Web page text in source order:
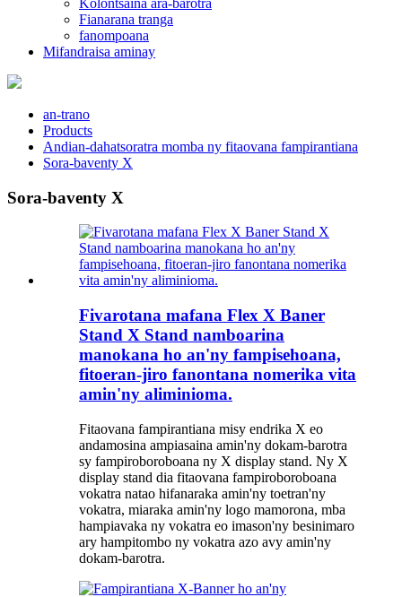
Kolontsaina ara-barotra
Fianarana tranga
fanompoana
Mifandraisa aminay
an-trano
Products
Andian-dahatsoratra momba ny fitaovana fampirantiana
Sora-baventy X
Sora-baventy X
Fivarotana mafana Flex X Baner
Stand X Stand namboarina
manokana ho an'ny fampisehoana,
fitoeran-jiro fanontana nomerika vita
amin'ny aliminioma.
Fitaovana fampirantiana misy endrika X eo
andamosina ampiasaina amin'ny dokam-barotra
sy fampiroboroboana ny X display stand. Ny X
display stand dia fitaovana fampiroboroboana
vokatra natao hifanaraka amin'ny toetran'ny
vokatra, miaraka amin'ny logo mamorona, mba
hampiavaka ny vokatra eo imason'ny besinimaro
ary hampitombo ny vokatra azo avy amin'ny
dokam-barotra.